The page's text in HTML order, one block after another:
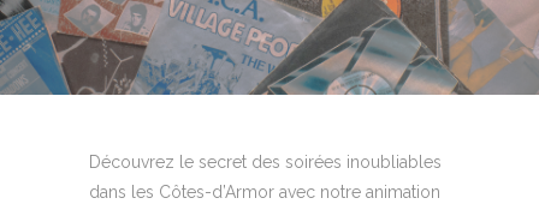
Découvrez le secret des soirées inoubliables
dans les Côtes-d’Armor avec notre animation